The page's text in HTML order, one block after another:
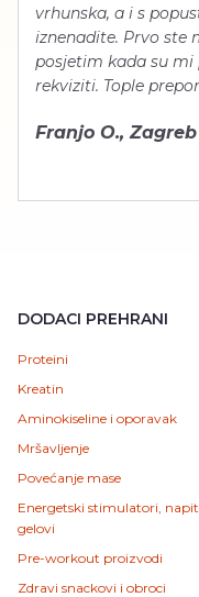
vrhunska, a i s
iznenadite. Prvo ste
posjetim kada su mi
rekviziti. Tople
Franjo O., Zagreb
DODACI PREHRANI
Proteini
Kreatin
Aminokiseline i oporavak
Mršavljenje
Povećanje mase
Energetski stimulatori,
gelovi
Pre-workout proizvodi
Zdravi snackovi i obroci